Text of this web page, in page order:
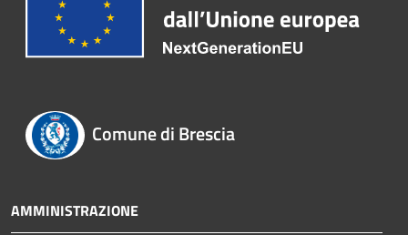
Comune di Brescia
AMMINISTRAZIONE